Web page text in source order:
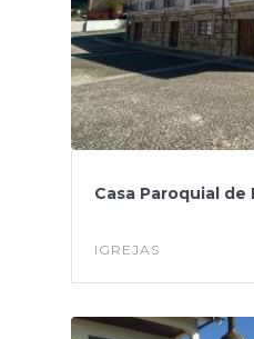
Casa Paroquial de
IGREJAS